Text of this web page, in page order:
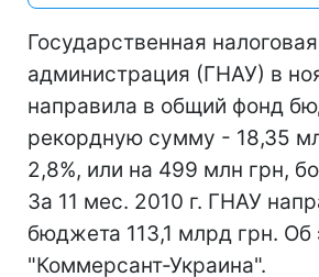
Государственная налоговая
администрация (ГНАУ) в
направила в общий фонд
рекордную сумму - 18,35
2,8%, или на 499 млн грн,
За 11 мес. 2010 г. ГНАУ
бюджета 113,1 млрд грн. Об
"Коммерсант-Украина".